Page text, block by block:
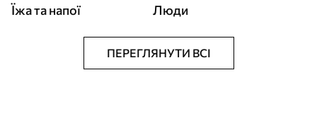
Їжа та напої Люди
ПЕРЕГЛЯНУТИ ВСІ